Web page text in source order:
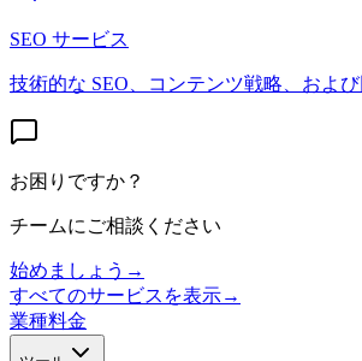
SEO サービス
技術的な SEO、コンテンツ戦略、およ
お困りですか？
チームにご相談ください
始めましょう →
すべてのサービスを表示→
業種料金